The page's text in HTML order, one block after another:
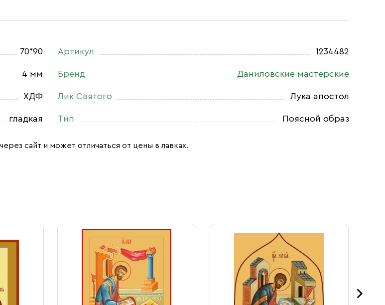
70*90
4 мм
ХДФ
гладкая
Артикул 1234482
Бренд Даниловские мастерские
Лик Святого Лука апостол
Тип Поясной образ
сайт и может отличаться от цены в лавках.